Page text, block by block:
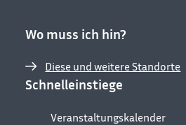
Wo muss ich hin?
Diese und weitere Standorte
Schnelleinstiege
Veranstaltungskalender